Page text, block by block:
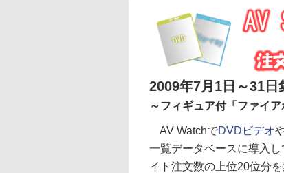
2009年7月1日～31日
～フィギュア付「ファイ
AV WatchでDVDビデオ
一覧データベースに導入
イト注文数の上位20位分